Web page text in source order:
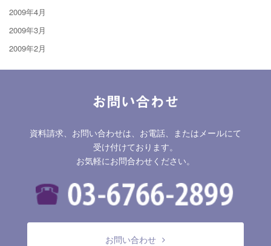
2009年4月
2009年3月
2009年2月
お問い合わせ
資料請求、お問い合わせは、お電話、またはメールにて
受け付けております。
お気軽にお問合わせください。
お問い合わせ